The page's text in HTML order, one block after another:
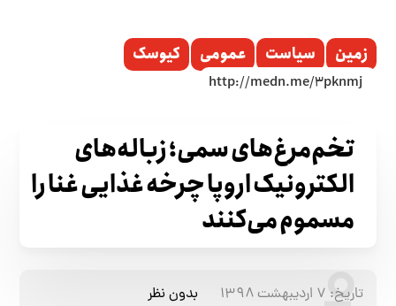
زمین سیاست عمومی کیوسک
تخم‌مرغ‌های سمی؛ زباله‌های
الکترونیک اروپا چرخه غذایی غنا را
مسموم می‌کنند
تاریخ: ۷ اردیبهشت ۱۳۹۸
بدون نظر